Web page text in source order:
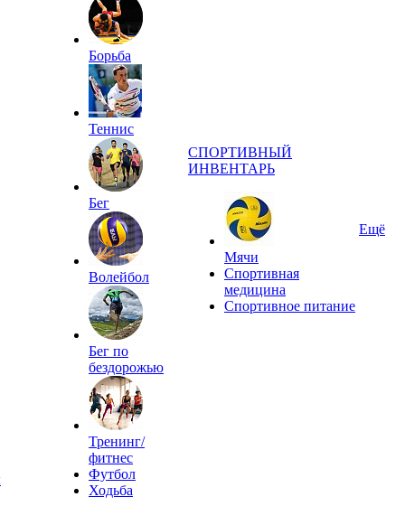
Борьба
Теннис
Бег
Волейбол
Бег по
бездорожью
Тренинг/
фитнес
Футбол
Ходьба
СПОРТИВНЫЙ
ИНВЕНТАРЬ
Мячи
Спортивная
медицина
Спортивное питание
Ещё